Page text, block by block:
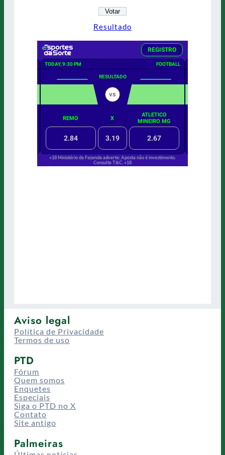
Resultado
Aviso legal
Política de Privacidade
Termos de uso
PTD
Fórum
Quem somos
Enquetes
Especiais
Siga o PTD no X
Contato
Site antigo
Palmeiras